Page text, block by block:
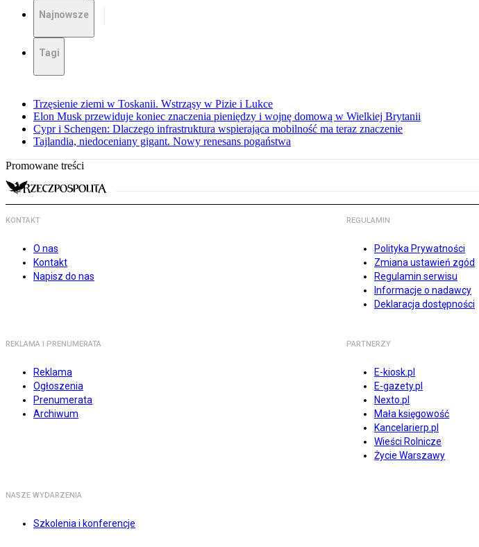
Najnowsze
Tagi
Trzęsienie ziemi w Toskanii. Wstrząsy w Pizie i Lukce
Elon Musk przewiduje koniec znaczenia pieniędzy i wojnę domową w Wielkiej Brytanii
Cypr i Schengen: Dlaczego infrastruktura wspierająca mobilność ma teraz znaczenie
Tajlandia, niedoceniany gigant. Nowy renesans pogaństwa
Promowane treści
KONTAKT
O nas
Kontakt
Napisz do nas
REGULAMIN
Polityka Prywatności
Zmiana ustawień zgód
Regulamin serwisu
Informacje o nadawcy
Deklaracja dostępności
REKLAMA I PRENUMERATA
Reklama
Ogłoszenia
Prenumerata
Archiwum
PARTNERZY
E-kiosk.pl
E-gazety.pl
Nexto.pl
Mała księgowość
Kancelarierp.pl
Wieści Rolnicze
Życie Warszawy
NASZE WYDARZENIA
Szkolenia i konferencje